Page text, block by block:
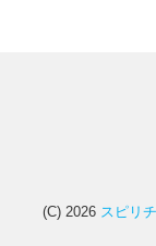
(C) 2026 スピリ